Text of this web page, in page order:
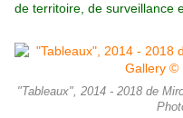
de territoire, de surveillance
"Tableaux", 2014 - 2018 de